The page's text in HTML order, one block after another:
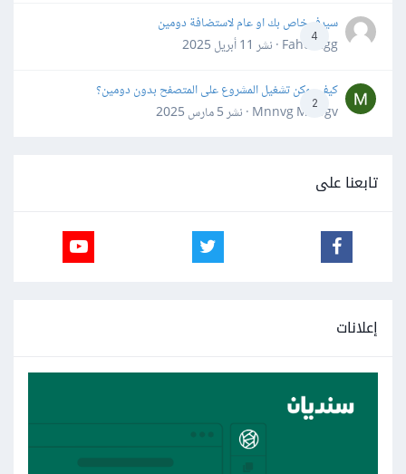
4
سيرفر خاص بك او عام لاستضافة دومين
Fahd Ggg · نشر
11 أبريل 2025
2
كيف يمكن تشغيل المشروع على المتصفح بدون دومين؟
Mnnvg Mnbgv · نشر
5 مارس 2025
تابعنا على
إعلانات